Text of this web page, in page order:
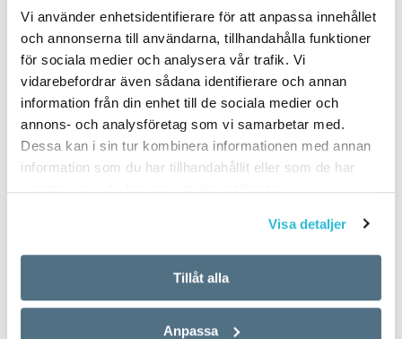
Vi använder enhetsidentifierare för att anpassa innehållet
och annonserna till användarna, tillhandahålla funktioner
för sociala medier och analysera vår trafik. Vi
vidarebefordrar även sådana identifierare och annan
information från din enhet till de sociala medier och
annons- och analysföretag som vi samarbetar med.
Dessa kan i sin tur kombinera informationen med annan
information som du har tillhandahållit eller som de har
samlat in när du har använt deras tjänster.
Visa detaljer
Tillåt alla
Anpassa
översättarprogrammet vid
Humboldt-Universität i Berlin.
som resulterade i oväntad…
med muren
Arnaldur Realisten
3 DECEMBER 2009
ARTIKLAR